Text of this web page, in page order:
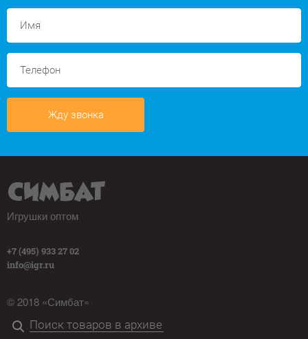
Жду звонка
Игрушки оптом
+7 (495) 933 27 02
info@igr.ru
© 2018 «Симбат»